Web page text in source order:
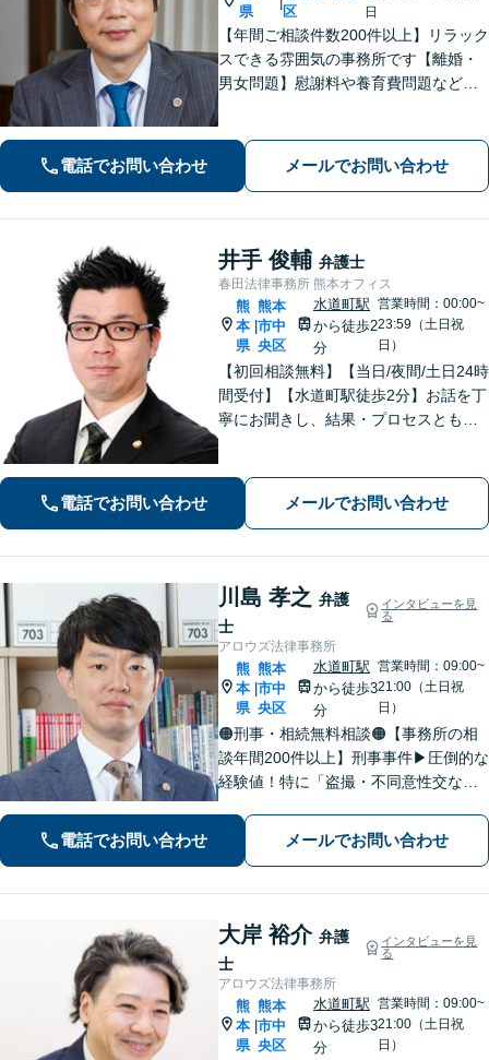
県
区
日
【年間ご相談件数200件以上】リラック
スできる雰囲気の事務所です【離婚・
男女問題】慰謝料や養育費問題など
務・過払い金】債務問題にスピーディ
に対応。過払い金も多額の回収実績
電話でお問い合わせ メールでお問い合わせ
井手 俊輔 弁護士
春田法律事務所 熊本オフィス
熊
本
県
|
熊本
市中
央区
水道町駅
から徒歩2
分
営業時間：00:00~
23:59（土日祝
日）
【初回相談無料】【当日/夜間/土日24時
間受付】【水道町駅徒歩2分】お話を丁
寧にお聞きし、結果・プロセスともに
電話でお問い合わせ メールでお問い合わせ
川島 孝之 弁護
士
インタビューを見
る
アロウズ法律事務所
熊
本
県
|
熊本
市中
央区
水道町駅
から徒歩3
分
営業時間：09:00~
21:00（土日祝
日）
🟠刑事・相続無料相談🟠【事務所の相
談年間200件以上】刑事事件▶︎圧倒的な
経験値！特に「盗撮・不同意性交など
局・証券会社」勤務で培った税の知識
を生かし、依頼者に寄り添った強いパ
電話でお問い合わせ メールでお問い合わせ
大岸 裕介 弁護
士
インタビューを見
る
アロウズ法律事務所
熊
本
県
|
熊本
市中
央区
水道町駅
から徒歩3
分
営業時間：09:00~
21:00（土日祝
日）